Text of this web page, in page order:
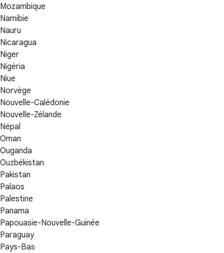
Mozambique
Namibie
Nauru
Nicaragua
Niger
Nigéria
Niue
Norvège
Nouvelle-Calédonie
Nouvelle-Zélande
Népal
Oman
Ouganda
Ouzbékistan
Pakistan
Palaos
Palestine
Panama
Papouasie-Nouvelle-Guinée
Paraguay
Pays-Bas